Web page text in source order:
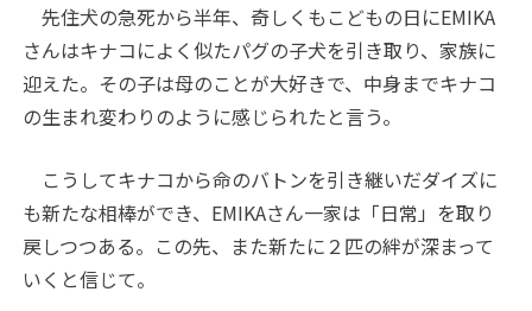
先住犬の急死から半年、奇しくもこどもの日にEMIKA
さんはキナコによく似たパグの子犬を引き取り、家族に
迎えた。その子は母のことが大好きで、中身までキナコ
の生まれ変わりのように感じられたと言う。
こうしてキナコから命のバトンを引き継いだダイズに
も新たな相棒ができ、EMIKAさん一家は「日常」を取り
戻しつつある。この先、また新たに２匹の絆が深まって
いくと信じて。